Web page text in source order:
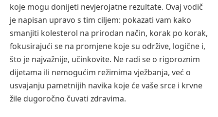
koje mogu donijeti nevjerojatne rezultate. Ovaj vodič
je napisan upravo s tim ciljem: pokazati vam kako
smanjiti kolesterol na prirodan način, korak po korak,
fokusirajući se na promjene koje su održive, logične i,
što je najvažnije, učinkovite. Ne radi se o rigoroznim
dijetama ili nemogućim režimima vježbanja, već o
usvajanju pametnijih navika koje će vaše srce i krvne
žile dugoročno čuvati zdravima.